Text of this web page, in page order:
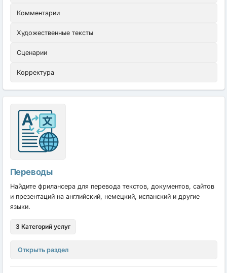
Комментарии
Художественные тексты
Сценарии
Корректура
Переводы
Найдите фрилансера для перевода текстов, документов, сайтов
и презентаций на английский, немецкий, испанский и другие
языки.
3 Категорий услуг
Открыть раздел